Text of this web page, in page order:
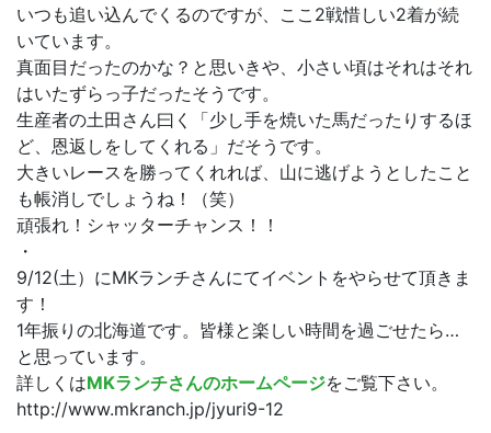
いつも追い込んでくるのですが、ここ2戦惜しい2着が続
いています。
真面目だったのかな？と思いきや、小さい頃はそれはそれ
はいたずらっ子だったそうです。
生産者の土田さん曰く「少し手を焼いた馬だったりするほ
ど、恩返しをしてくれる」だそうです。
大きいレースを勝ってくれれば、山に逃げようとしたこと
も帳消しでしょうね！（笑）
頑張れ！シャッターチャンス！！
・
9/12(土）にMKランチさんにてイベントをやらせて頂きま
す！
1年振りの北海道です。皆様と楽しい時間を過ごせたら…
と思っています。
詳しくはMKランチさんのホームページをご覧下さい。
http://www.mkranch.jp/jyuri9-12